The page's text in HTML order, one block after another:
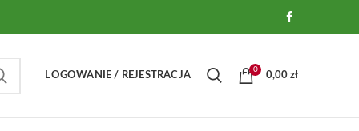
LOGOWANIE / REJESTRACJA
0
0,00 zł